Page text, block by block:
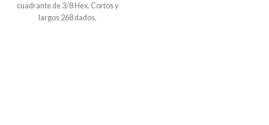
cuadrante de 3/8 Hex. Cortos y
largos 268 dados.